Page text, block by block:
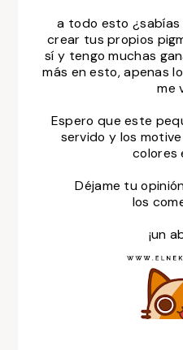
a todo esto
crear tus propios
sí y tengo muchas
más en esto, apenas
me
Espero que este
servido y los
colores
Déjame tu
los
¡un